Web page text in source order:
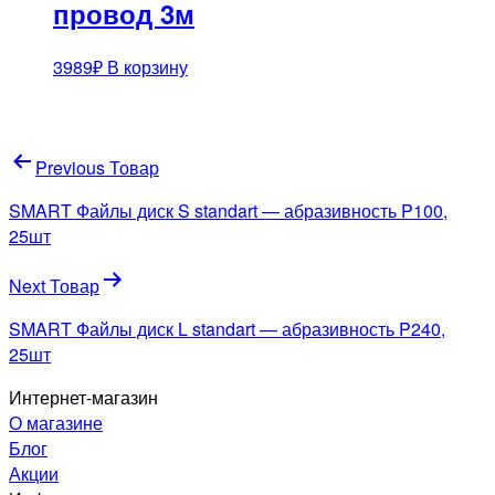
провод 3м
3989₽ В корзину
Навигация
по
записям
Previous Товар
SMART Файлы диск S standart — абразивность P100,
25шт
Next Товар
SMART Файлы диск L standart — абразивность P240,
25шт
Интернет-магазин
О магазине
Блог
Акции